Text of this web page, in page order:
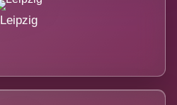
Leipzig